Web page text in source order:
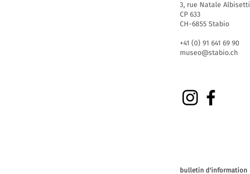
3, rue Natale Albisetti
CP 633
CH-6855 Stabio
+41 (0) 91 641 69 90
museo@stabio.ch
bulletin d'information